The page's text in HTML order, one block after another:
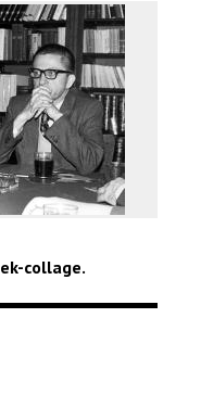
collage.